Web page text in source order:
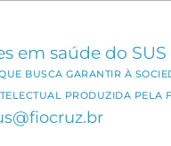
em saúde do SUS
BUSCA GARANTIR À
PRODUZIDA PELA